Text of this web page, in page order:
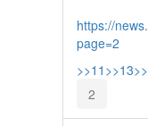
https://
page=2
>>11 >>13
2